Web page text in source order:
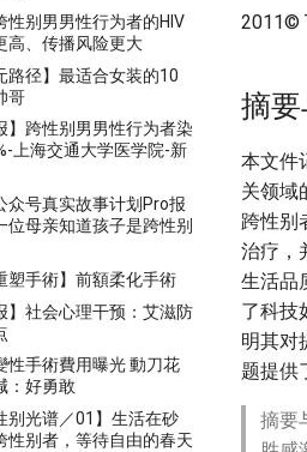
性别男男性行为者的HIV
高、传播风险更大
路径】最适合女装的10
哥
】跨性别男男性行为者染
上海交通大学医学院-新
众号真实故事计划Pro报
位母亲知道孩子是跨性别
塑手術】前額柔化手術
】社会心理干预：艾滋防
性手術費用曝光 動刀花
：好勇敢
别光谱／01】生活在砂
性别者，等待自由的春天
2011©
摘
本文件
关领域
跨性别
治疗，
生活品
了科技
明其对
题提供
摘要